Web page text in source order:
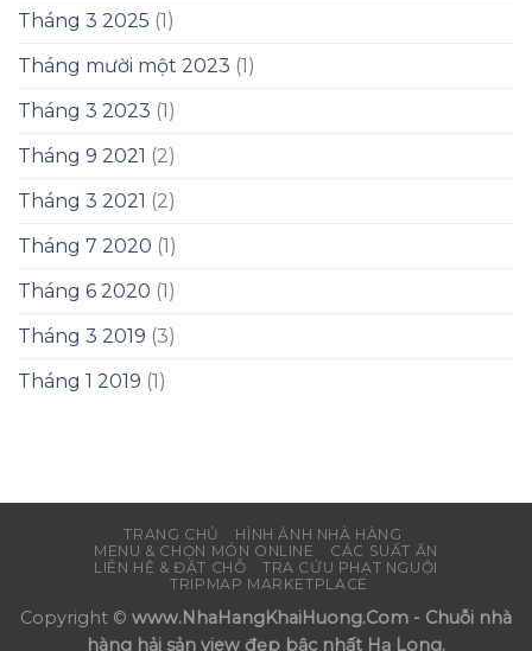
Tháng 3 2025 (1)
Tháng mười một 2023 (1)
Tháng 3 2023 (1)
Tháng 9 2021 (2)
Tháng 3 2021 (2)
Tháng 7 2020 (1)
Tháng 6 2020 (1)
Tháng 3 2019 (3)
Tháng 1 2019 (1)
TRANG CHỦ
HÌNH ẢNH NHÀ HÀNG
MENU & CHỌN MÓN ONLINE
CÁC SUẤT ĂN
LIÊN HỆ & ĐẶT CHỖ
TRA CỨU PHẠT NGUỘI
TRIPMAP MARKETPLACE
Copyright © www.NhaHangKhaiHuong.Com - Chuỗi nhà
hàng hải sản view đẹp bậc nhất Hạ Long.